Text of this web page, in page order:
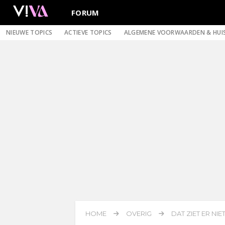
FORUM
NIEUWE TOPICS ACTIEVE TOPICS ALGEMENE VOORWAARDEN &
HOME OVERIG DAT ZIET ER